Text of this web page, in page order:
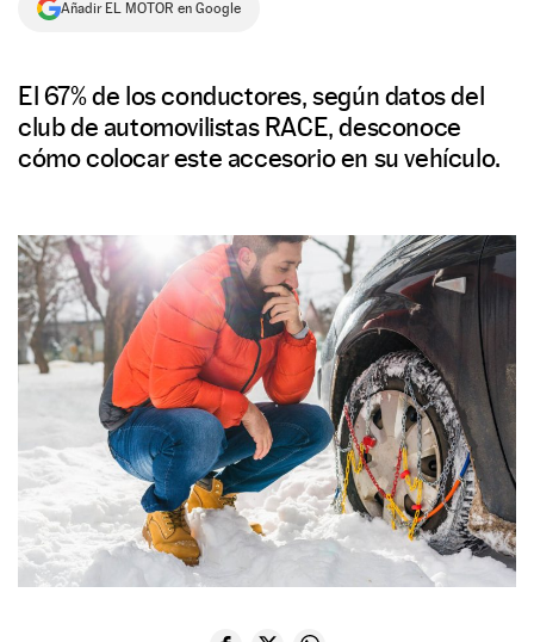
Añadir EL MOTOR en Google
El 67% de los conductores, según datos del
club de automovilistas RACE, desconoce
cómo colocar este accesorio en su vehículo.